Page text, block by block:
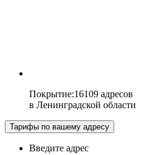
Покрытие:16109 адресов
в Ленинградской области
Тарифы по вашему адресу
Введите адрес